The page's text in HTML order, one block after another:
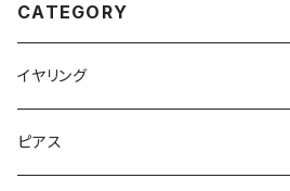
CATEGORY
イヤリング
ピアス